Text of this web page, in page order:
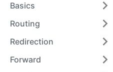
Basics
Routing
Redirection
Forward